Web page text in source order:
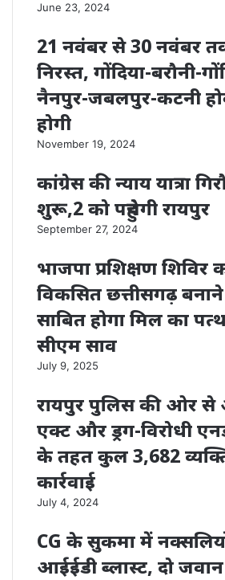
June 23, 2024
21 नवंबर से 30 नवंबर
निरस्त, गोंदिया-बरौनी-
नैनपुर-जबलपुर-कटनी
होगी
November 19, 2024
कांग्रेस की न्याय यात्रा
शुरू,2 को पहुंचेगी रायपुर
September 27, 2024
भाजपा प्रशिक्षण शिविर
विकसित छत्तीसगढ़
साबित होगा मिल का
सीएम साव
July 9, 2025
रायपुर पुलिस की ओर से
एक्ट और ड्रग-विरोधी
के तहत कुल 3,682
कार्रवाई
July 4, 2024
CG के सुकमा में
आईईडी ब्‍लास्‍ट, दो